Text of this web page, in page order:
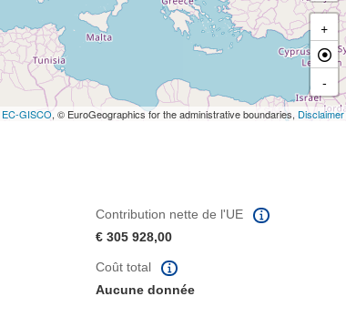
+
-
EC-GISCO, © EuroGeographics for the administrative boundaries, Disclaimer
Contribution nette de l'UE
€ 305 928,00
Coût total
Aucune donnée